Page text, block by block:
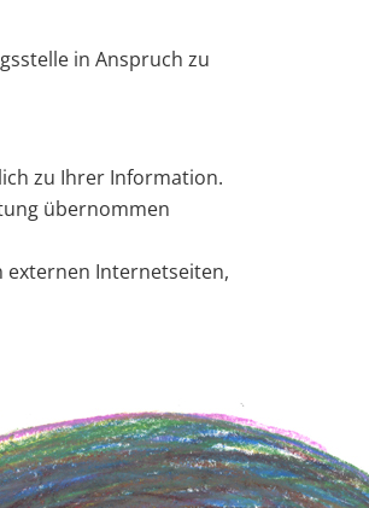
in Anspruch zu
zu Ihrer Information.
übernommen
Internetseiten,